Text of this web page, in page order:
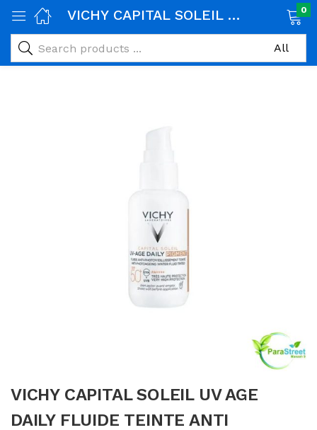
VICHY CAPITAL SOLEIL UV AGE DAILY FLUIDE TEINTE ANTI PHOTOVIEILLISSEMENT SPF50+ 40ML 0
VICHY CAPITAL SOLEIL UV AGE
DAILY FLUIDE TEINTE ANTI